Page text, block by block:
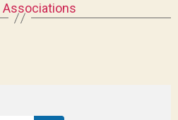
Associations